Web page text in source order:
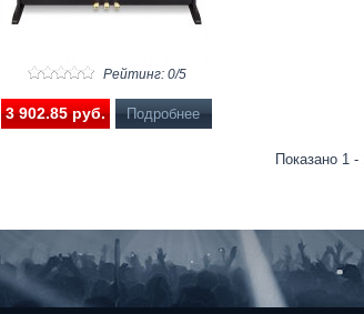
Рейтинг: 0/5
3 902.85 pуб. Подробнее
Показано 1 -